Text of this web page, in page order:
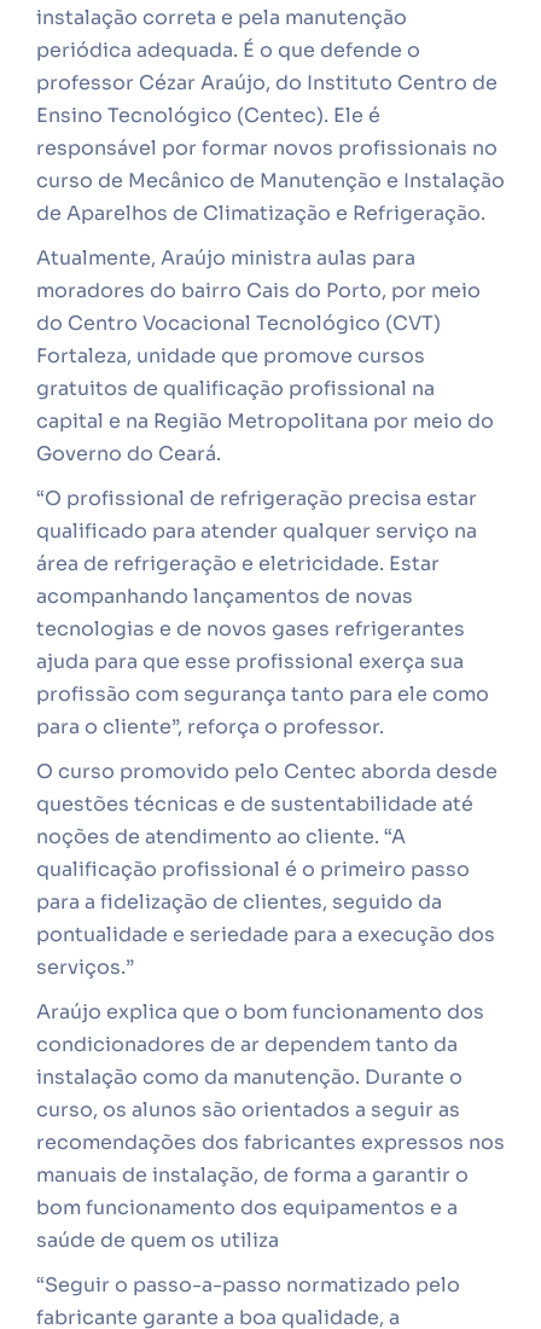
instalação correta e pela manutenção
periódica adequada. É o que defende o
professor Cézar Araújo, do Instituto Centro de
Ensino Tecnológico (Centec). Ele é
responsável por formar novos profissionais no
curso de Mecânico de Manutenção e Instalação
de Aparelhos de Climatização e Refrigeração.
Atualmente, Araújo ministra aulas para
moradores do bairro Cais do Porto, por meio
do Centro Vocacional Tecnológico (CVT)
Fortaleza, unidade que promove cursos
gratuitos de qualificação profissional na
capital e na Região Metropolitana por meio do
Governo do Ceará.
“O profissional de refrigeração precisa estar
qualificado para atender qualquer serviço na
área de refrigeração e eletricidade. Estar
acompanhando lançamentos de novas
tecnologias e de novos gases refrigerantes
ajuda para que esse profissional exerça sua
profissão com segurança tanto para ele como
para o cliente”, reforça o professor.
O curso promovido pelo Centec aborda desde
questões técnicas e de sustentabilidade até
noções de atendimento ao cliente. “A
qualificação profissional é o primeiro passo
para a fidelização de clientes, seguido da
pontualidade e seriedade para a execução dos
serviços.”
Araújo explica que o bom funcionamento dos
condicionadores de ar dependem tanto da
instalação como da manutenção. Durante o
curso, os alunos são orientados a seguir as
recomendações dos fabricantes expressos nos
manuais de instalação, de forma a garantir o
bom funcionamento dos equipamentos e a
saúde de quem os utiliza
“Seguir o passo-a-passo normatizado pelo
fabricante garante a boa qualidade, a